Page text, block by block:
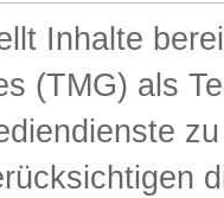
Inhalte
(TMG) als